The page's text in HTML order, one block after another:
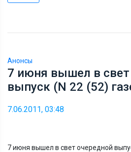
Анонсы
7 июня вышел в свет
выпуск (N 22 (52)
7.06.2011, 03:48
7 июня вышел в свет очередной